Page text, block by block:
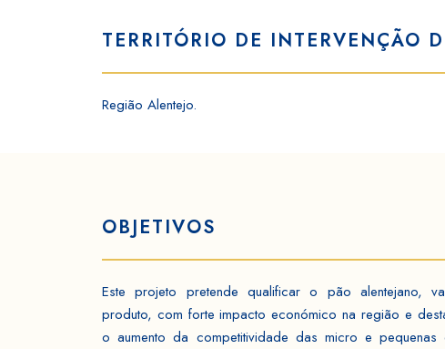
TERRITÓRIO DE INTERVENÇÃO
Região Alentejo.
OBJETIVOS
Este projeto pretende qualificar o pão alentejano,
produto, com forte impacto económico na região e
o aumento da competitividade das micro e